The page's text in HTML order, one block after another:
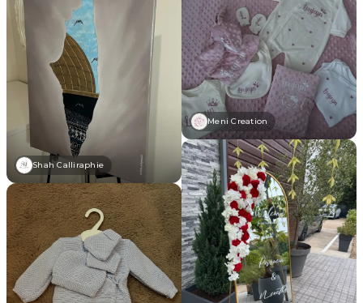
Shah Calliraphie
Meni Creation